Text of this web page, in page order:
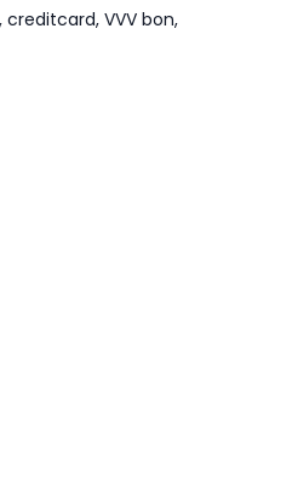
creditcard, VVV bon,